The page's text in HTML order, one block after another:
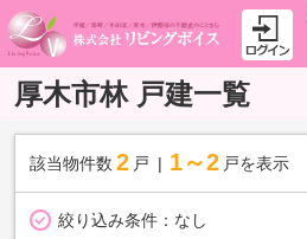
厚木市林 戸建一覧
該当物件数 2 戸 1～2 戸を表示
絞り込み条件： なし